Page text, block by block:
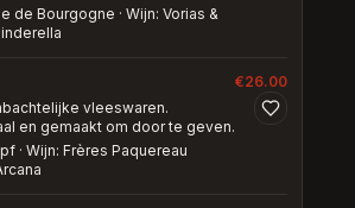
de Bourgogne · Wijn: Vorias &
vleeswaren.
en gemaakt om door te geven.
· Wijn: Frères Paquereau
€26.00